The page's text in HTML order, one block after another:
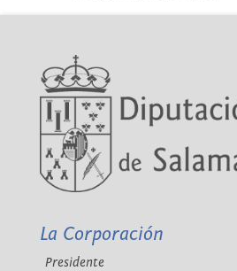
La Corporación
Presidente